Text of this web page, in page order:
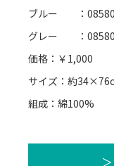
ブルー ：
グレー ：
価格：￥1,000
サイズ：約
組成：綿100%